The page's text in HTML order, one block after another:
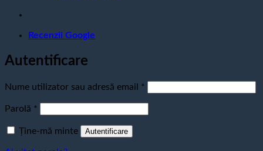
Recenzii Google
Autentificare
Nume utilizator sau adresă email *
Parolă *
Ține-mă minte Autentificare